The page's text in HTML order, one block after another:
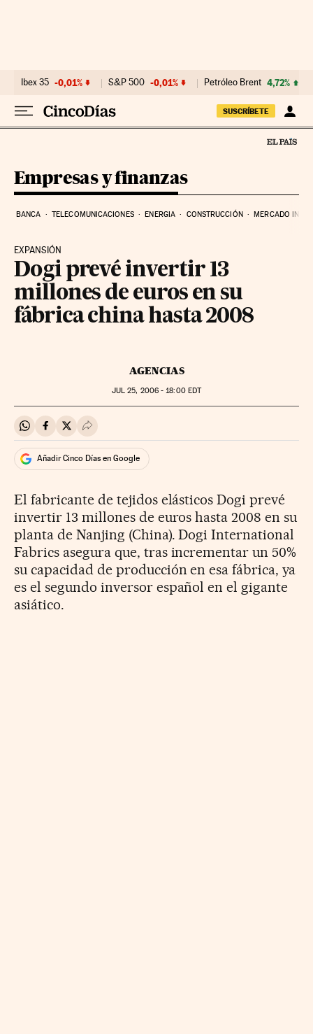
Ibex 35 -0,01% S&P 500 -0,01% Petróleo Brent 4,72%
SUSCRÍBETE
Empresas y finanzas
BANCA TELECOMUNICACIONES ENERGIA CONSTRUCCIÓN MERCADO
EXPANSIÓN
Dogi prevé invertir 13
millones de euros en su
fábrica china hasta 2008
AGENCIAS
JUL 25, 2006 - 18:00EDT
Compartir en Whatsapp
Compartir en Facebook
Compartir en Twitter
Desplegar Redes Sociales
Añadir Cinco Días en Google
El fabricante de tejidos elásticos Dogi prevé
invertir 13 millones de euros hasta 2008 en su
planta de Nanjing (China). Dogi International
Fabrics asegura que, tras incrementar un 50%
su capacidad de producción en esa fábrica, ya
es el segundo inversor español en el gigante
asiático.